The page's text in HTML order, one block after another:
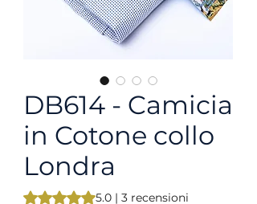
DB614 - Camicia
in Cotone collo
Londra
Sulla base di 3 recensioni, la
5.0 | 3 recensioni